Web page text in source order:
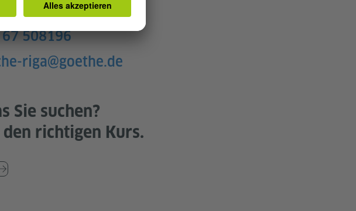
508196
riga@goethe.de
Sie suchen?
richtigen Kurs.